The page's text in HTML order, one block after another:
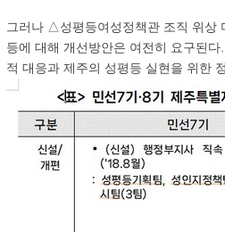
그러나 △성평등여성정책관 조직 위상
등에 대해 개선방안은 여전히 요구된
적 대응과 제주의 성평등 실현을 위한